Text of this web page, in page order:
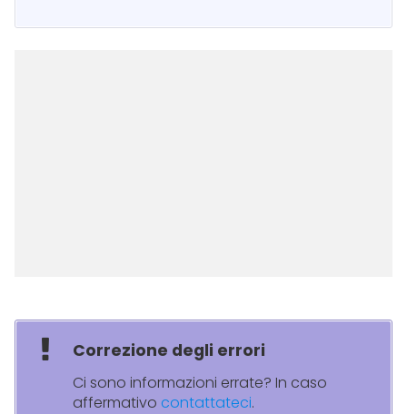
Correzione degli errori
Ci sono informazioni errate? In caso
affermativo contattateci.